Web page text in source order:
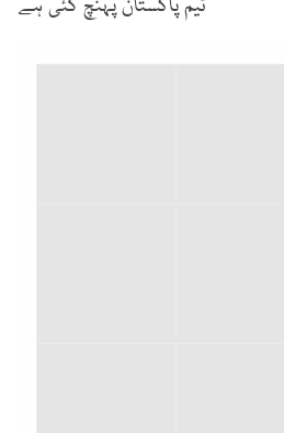
ٹیم پاکستان پہنچ گئی ہے